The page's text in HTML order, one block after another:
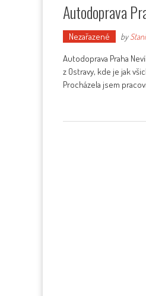
Autodoprava
Nezařazené by
Autodoprava Praha
z Ostravy, kde je jak
Procházela jsem